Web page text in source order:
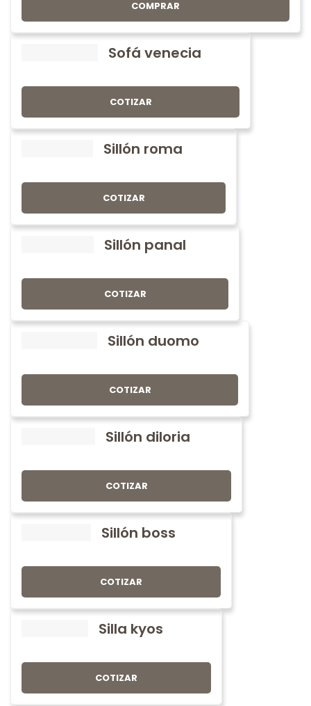
COMPRAR
Sofá venecia
COTIZAR
Sillón roma
COTIZAR
Sillón panal
COTIZAR
Sillón duomo
COTIZAR
Sillón diloria
COTIZAR
Sillón boss
COTIZAR
Silla kyos
COTIZAR